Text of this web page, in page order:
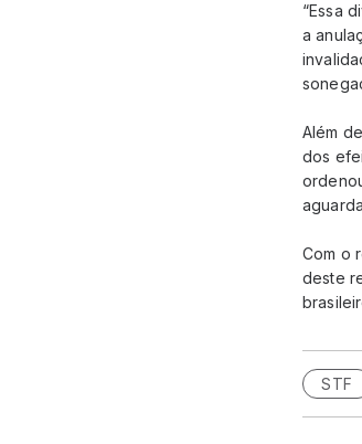
“Essa
a
Além
dos
Com o
deste
STF